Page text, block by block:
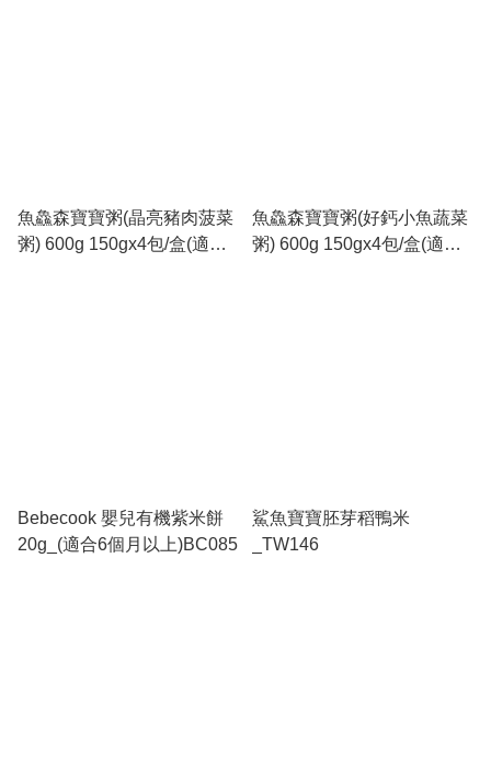
魚鱻森寶寶粥(晶亮豬肉菠菜
粥) 600g 150gx4包/盒(適合6
魚鱻森寶寶粥(好鈣小魚蔬菜
粥) 600g 150gx4包/盒(適合6
Bebecook 嬰兒有機紫米餅
20g_(適合6個月以上)BC085
鯊魚寶寶胚芽稻鴨米
_TW146